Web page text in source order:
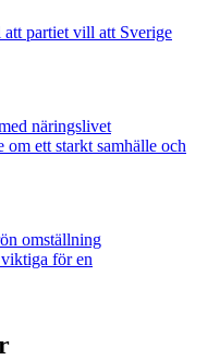
att partiet vill att Sverige
näringslivet
om ett starkt samhälle och
omställning
för en